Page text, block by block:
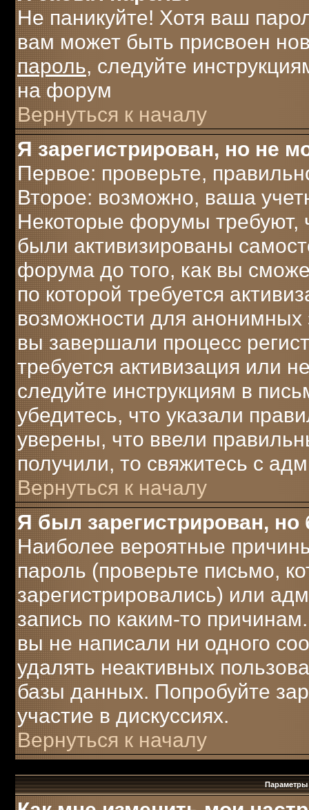
Не паникуйте! Хотя ваш
вам может быть присвоен
пароль, следуйте
на форум
Вернуться к началу
Я зарегистрирован, но не
Первое: проверьте,
Второе: возможно, ваша
Некоторые форумы требуют,
были активизированы
форума до того, как вы
по которой требуется
возможности для анонимных
вы завершали процесс
требуется активизация или
следуйте инструкциям в
убедитесь, что указали
уверены, что ввели
получили, то свяжитесь с
Вернуться к началу
Я был зарегистрирован,
Наиболее вероятные
пароль (проверьте письмо,
зарегистрировались) или
запись по каким-то
вы не написали ни одного
удалять неактивных
базы данных. Попробуйте
участие в дискуссиях.
Вернуться к началу
Параметры